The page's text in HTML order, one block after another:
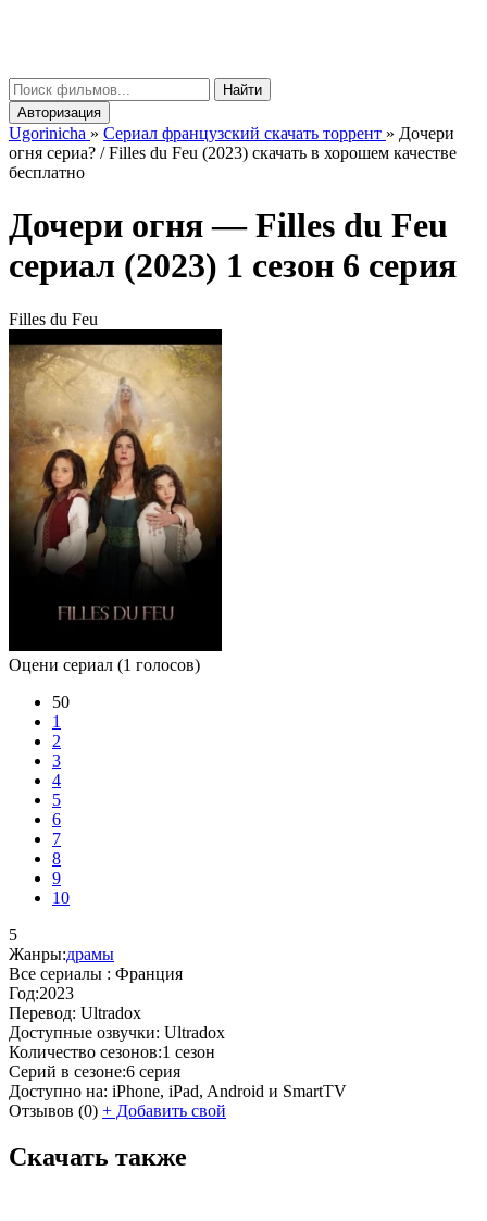
Найти
Авторизация
Ugorinicha » Сериал французский скачать торрент » Дочери
огня сериа? / Filles du Feu (2023) скачать в хорошем качестве
бесплатно
Дочери огня —Filles du Feu
сериал (2023) 1 сезон 6 серия
Filles du Feu
Оцени сериал (1 голосов)
50
1
2
3
4
5
6
7
8
9
10
5
Жанры:драмы
Все сериалы : Франция
Год:2023
Перевод: Ultradox
Доступные озвучки: Ultradox
Количество сезонов:1 сезон
Серий в сезоне:6 серия
Доступно на: iPhone, iPad, Android и SmartTV
Отзывов (0) + Добавить свой
Скачать также